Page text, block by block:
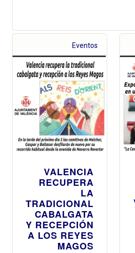
Eventos
VALENCIA
RECUPERA
LA
TRADICIONAL
CABALGATA
Y RECEPCIÓN
A LOS REYES
MAGOS